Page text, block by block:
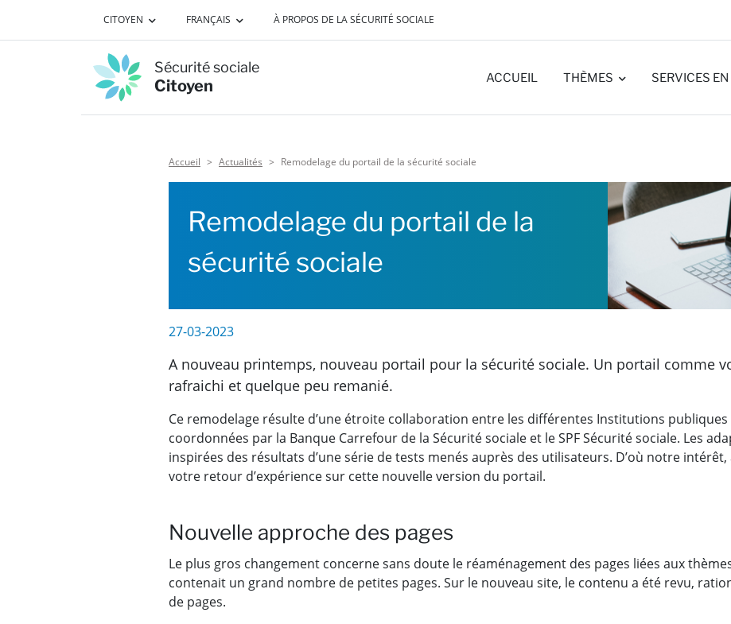
CITOYEN FRANÇAIS À PROPOS DE LA SÉCURITÉ SOCIALE
Sécurité sociale
Citoyen ACCUEIL THÈMES SERVICES
Accueil Actualités Remodelage du portail de la sécurité sociale
Remodelage du portail de la
sécurité sociale
27-03-2023
A nouveau printemps, nouveau portail pour la sécurité sociale. Un portail comme
rafraichi et quelque peu remanié.
Ce remodelage résulte d’une étroite collaboration entre les différentes Institutions publiques
coordonnées par la Banque Carrefour de la Sécurité sociale et le SPF Sécurité sociale. Les
inspirées des résultats d’une série de tests menés auprès des utilisateurs. D’où notre intérêt,
votre retour d’expérience sur cette nouvelle version du portail.
Nouvelle approche des pages
Le plus gros changement concerne sans doute le réaménagement des pages liées aux
contenait un grand nombre de petites pages. Sur le nouveau site, le contenu a été revu,
de pages.